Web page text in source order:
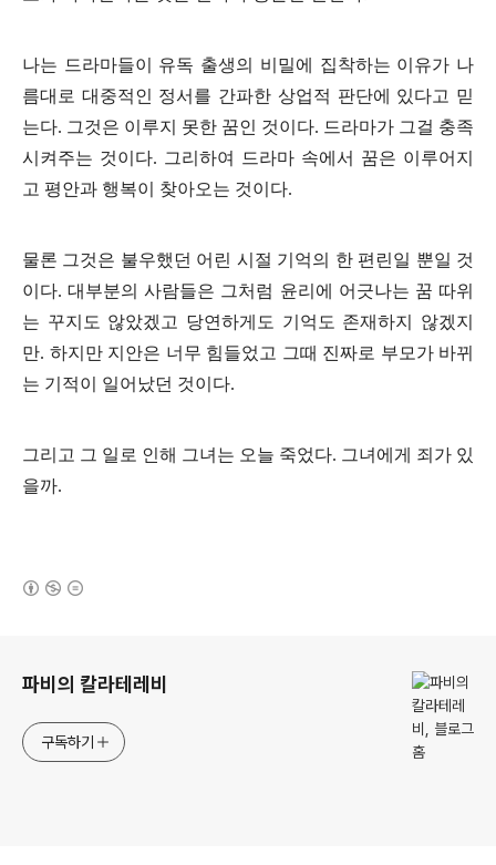
나는 드라마들이 유독 출생의 비밀에 집착하는 이유가 나
름대로 대중적인 정서를 간파한 상업적 판단에 있다고 믿
는다. 그것은 이루지 못한 꿈인 것이다. 드라마가 그걸 충족
시켜주는 것이다. 그리하여 드라마 속에서 꿈은 이루어지
고 평안과 행복이 찾아오는 것이다.
물론 그것은 불우했던 어린 시절 기억의 한 편린일 뿐일 것
이다.대부분의 사람들은 그처럼 윤리에 어긋나는 꿈 따위
는 꾸지도 않았겠고 당연하게도 기억도 존재하지 않겠지
만. 하지만 지안은 너무 힘들었고 그때 진짜로 부모가 바뀌
는 기적이 일어났던 것이다.
그리고 그 일로 인해 그녀는 오늘 죽었다. 그녀에게 죄가 있
을까.
파비의 칼라테레비
구독하기